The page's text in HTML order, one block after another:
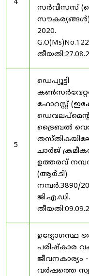
4
സർവീസസ്
സൗകര്യങ്ങൾ)
2020.
5
ഡെപ്യൂട്ടി
ഫോറസ്റ്റ്
ട്രൈബൽ
ചാർജ്
ഉത്തരവ്
(ആർ.ടി)
നമ്പർ.3890/
ജി.എ.ഡി.
ഉദ്യോഗസ്ഥ
പരിഷ്കാര
ജീവനകാര്യം -
വർഷത്തെ